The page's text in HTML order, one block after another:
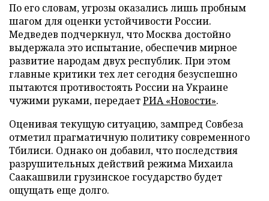
По его словам, угрозы оказались лишь пробным
шагом для оценки устойчивости России.
Медведев подчеркнул, что Москва достойно
выдержала это испытание, обеспечив мирное
развитие народам двух республик. При этом
главные критики тех лет сегодня безуспешно
пытаются противостоять России на Украине
чужими руками, передаетРИА «Новости».
Оценивая текущую ситуацию, зампред Совбеза
отметил прагматичную политику современного
Тбилиси. Однако он добавил, что последствия
разрушительных действий режима Михаила
Саакашвили грузинское государство будет
ощущать еще долго.